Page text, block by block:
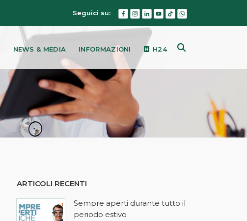
Seguici su:
NEWS & MEDIA INFORMAZIONI H24
ARTICOLI RECENTI
Sempre aperti durante tutto il
periodo estivo